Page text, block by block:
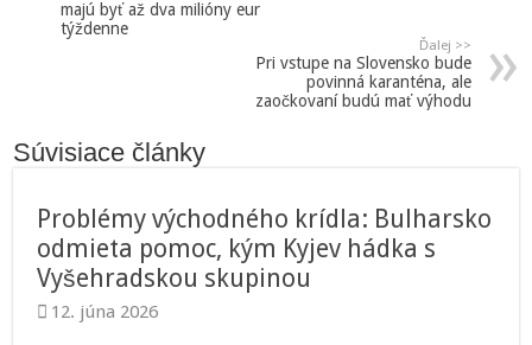
majú byť až dva milióny eur
týždenne
Ďalej >>
Pri vstupe na Slovensko bude
povinná karanténa, ale
zaočkovaní budú mať výhodu
Súvisiace články
Problémy východného krídla: Bulharsko
odmieta pomoc, kým Kyjev hádka s
Vyšehradskou skupinou
12. júna 2026